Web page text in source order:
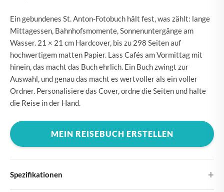
Ein gebundenes St. Anton-Fotobuch hält fest, was zählt: lange
Mittagessen, Bahnhofsmomente, Sonnenuntergänge am
Wasser. 21 × 21 cm Hardcover, bis zu 298 Seiten auf
hochwertigem matten Papier. Lass Cafés am Vormittag mit
hinein, das macht das Buch ehrlich. Ein Buch zwingt zur
Auswahl, und genau das macht es wertvoller als ein voller
Ordner. Personalisiere das Cover, ordne die Seiten und halte
die Reise in der Hand.
MEIN REISEBUCH ERSTELLEN
Spezifikationen